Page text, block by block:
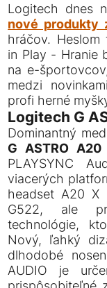
Logitech dnes
nové produkty
hráčov.
in Play - Hranie
na e-
medzi
profi herné
Logitech G
Dominantný
G ASTRO A20
PLAYSYNC
viacerých
headset A20 X
G522, ale
technológie,
Nový, ľahký
dlhodobé
AUDIO je